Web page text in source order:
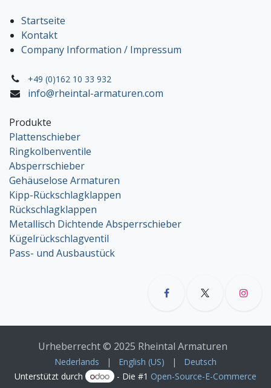
Startseite
Kontakt
Company Information / Impressum
+49 (0)162 10 33 932
info@rheintal-armaturen.com
Produkte
Plattenschieber
Ringkolbenventile
Absperrschieber
Gehäuselose Armaturen
Kipp-Rückschlagklappen
Rückschlagklappen
Metallisch Dichtende Absperrschieber
Kügelrückschlagventil
Pass- und Ausbaustück
Urheberrecht © 2025 Rheintal Armaturen
Nederlands | English (US) |
Deutsch
Unterstützt durch
- Die #1 Open-Source-E-Commerce